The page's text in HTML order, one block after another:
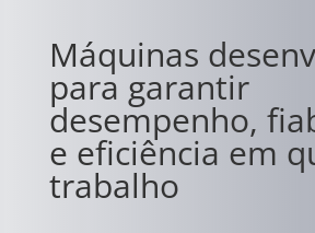
Máquinas
para garantir
desempenho,
e eficiência em
trabalho